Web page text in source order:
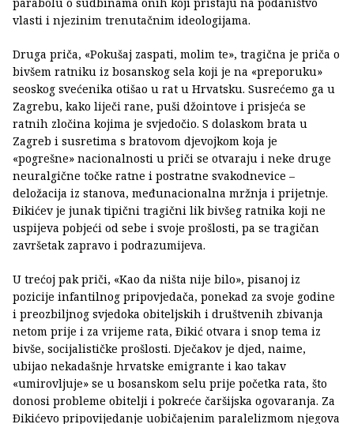
vlasti i njezinim trenutačnim ideologijama.
Druga priča, «Pokušaj zaspati, molim te», tragična je priča o
bivšem ratniku iz bosanskog sela koji je na «preporuku»
seoskog svećenika otišao u rat u Hrvatsku. Susrećemo ga u
Zagrebu, kako liječi rane, puši džointove i prisjeća se
ratnih zločina kojima je svjedočio. S dolaskom brata u
Zagreb i susretima s bratovom djevojkom koja je
«pogrešne» nacionalnosti u priči se otvaraju i neke druge
neuralgične točke ratne i postratne svakodnevice –
deložacija iz stanova, međunacionalna mržnja i prijetnje.
Ðikićev je junak tipični tragični lik bivšeg ratnika koji ne
uspijeva pobjeći od sebe i svoje prošlosti, pa se tragičan
završetak zapravo i podrazumijeva.
U trećoj pak priči, «Kao da ništa nije bilo», pisanoj iz
pozicije infantilnog pripovjedača, ponekad za svoje godine
i preozbiljnog svjedoka obiteljskih i društvenih zbivanja
netom prije i za vrijeme rata, Ðikić otvara i snop tema iz
bivše, socijalističke prošlosti. Dječakov je djed, naime,
ubijao nekadašnje hrvatske emigrante i kao takav
«umirovljuje» se u bosanskom selu prije početka rata, što
donosi probleme obitelji i pokreće čaršijska ogovaranja. Za
Ðikićevo pripovijedanje uobičajenim paralelizmom njegova